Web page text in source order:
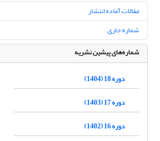
مقالات آماده انتشار
شماره جاری
شماره‌های پیشین نشریه
دوره 18 (1404)
دوره 17 (1403)
دوره 16 (1402)